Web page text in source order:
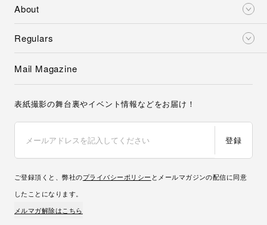
About
Regulars
Mail Magazine
表紙撮影の舞台裏やイベント情報などをお届け！
登録
ご登録頂くと、弊社のプライバシーポリシー とメールマガジンの配信に同意
したことになります。
メルマガ解除はこちら